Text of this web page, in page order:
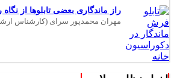
راز ماندگاری بعضی تابلوها از
مهران محمدپور سرای (کارشناس